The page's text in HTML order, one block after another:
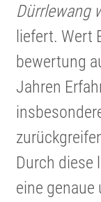
Dürrlewang
liefert. Wert
be­wer­tung
Jahren
Durch diese
eine